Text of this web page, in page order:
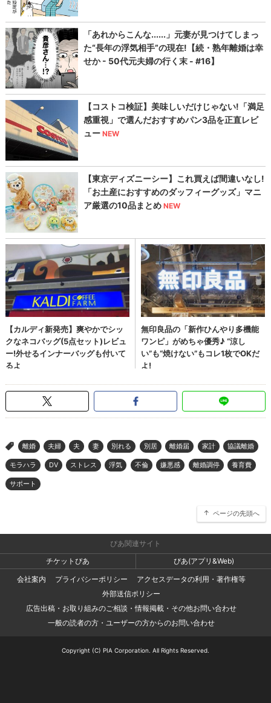
> 離婚 夫婦 夫 妻 別れる 別居 離婚届 家計 協議離婚
モラハラ DV ストレス 浮気 不倫 嫌悪感 離婚調停 養育費
サポート
ページの先頭へ
ぴあ関連サイト
チケットぴあ
ぴあ(アプリ&Web)
会社案内
プライバシーポリシー
アクセスデータの利用・著作権等
外部送信ポリシー
広告出稿・お取り組みのご相談・情報掲載・その他お問い合わせ
一般の読者の方・ユーザーの方からのお問い合わせ
Copyright (C) PIA Corporation. All Rights Reserved.